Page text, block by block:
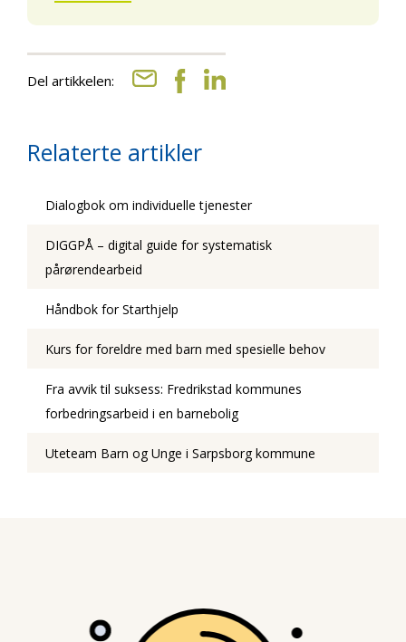
Del artikkelen:
Relaterte artikler
Dialogbok om individuelle tjenester
DIGGPÅ – digital guide for systematisk
pårørendearbeid
Håndbok for Starthjelp
Kurs for foreldre med barn med spesielle behov
Fra avvik til suksess: Fredrikstad kommunes
forbedringsarbeid i en barnebolig
Uteteam Barn og Unge i Sarpsborg kommune